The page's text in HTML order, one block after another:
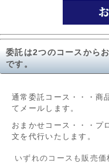
委託は2つのコースから
です。
通常委託コース・・・商
てメールします。
おまかせコース・・・プ
文を代行いたします。
いずれのコースも販売価